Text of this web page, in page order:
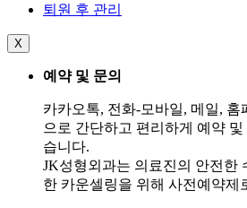
퇴원 후 관리
X
예약 및 문의
카카오톡, 전화-모바일, 메일, 홈
으로 간단하고 편리하게 예약
습니다.
JK성형외과는 의료진의 안전한
한 카운셀링을 위해 사전예약제